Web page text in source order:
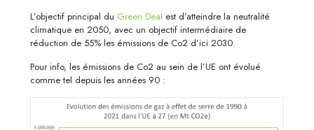
L’objectif principal du Green Deal est d’atteindre la neutralité
climatique en 2050, avec un objectif intermédiaire de
réduction de 55% les émissions de Co2 d’ici 2030.
Pour info, les émissions de Co2 au sein de l’UE ont évolué
comme tel depuis les années 90 :